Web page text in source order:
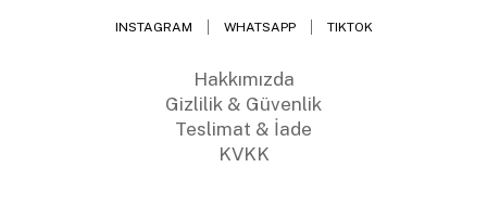
INSTAGRAM WHATSAPP TIKTOK
Hakkımızda
Gizlilik & Güvenlik
Teslimat & İade
KVKK